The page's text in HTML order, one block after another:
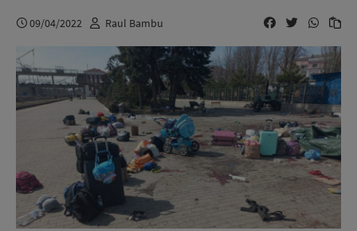
09/04/2022 Raul Bambu